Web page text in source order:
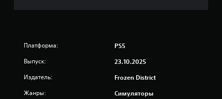
Платформа: PS5
Выпуск: 23.10.2025
Издатель: Frozen District
Жанры: Симуляторы